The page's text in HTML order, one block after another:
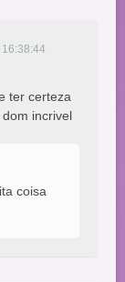
ter certeza
incrivel
coisa